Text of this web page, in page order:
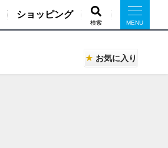
ショッピング
検索
お気に入り